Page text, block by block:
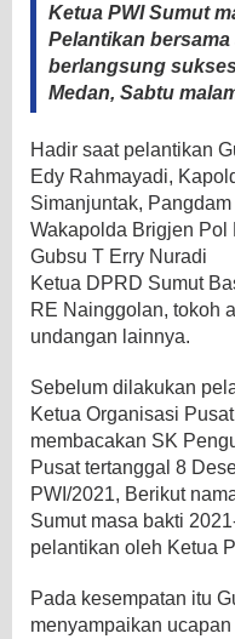
Ketua PWI Sumut
Pelantikan
berlangsung
Medan, Sabtu
Hadir saat pelantikan
Edy Rahmayadi,
Simanjuntak,
Wakapolda Brigjen Pol
Gubsu T Erry Nuradi
Ketua DPRD Sumut
RE Nainggolan, tokoh
undangan lainnya.
Sebelum dilakukan
Ketua Organisasi
membacakan SK
Pusat tertanggal 8
PWI/2021, Berikut
Sumut masa bakti
pelantikan oleh Ketua
Pada kesempatan itu
menyampaikan